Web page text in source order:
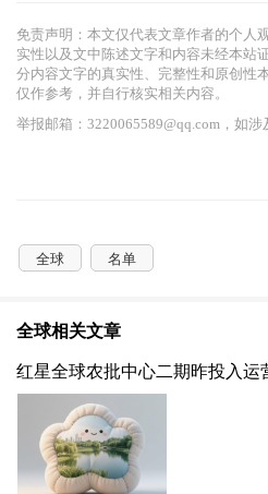
免责声明：本文仅代表文章作者的个人
实性以及文中陈述文字和内容未经本站
分内容文字的真实性、完整性和原创性
仅作参考，并自行核实相关内容。
举报邮箱：3220065589@qq.com，如涉
全球 名单
全球相关文章
红星全球农批中心二期昨投入运